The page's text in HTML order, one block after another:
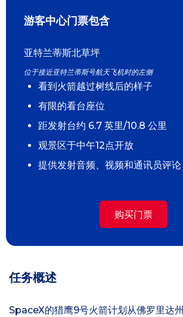
游客中心门票包含
亚特兰蒂斯北草坪
位于接近亚特兰蒂斯号航天飞机时的左侧
看到火箭越过树线后的样子
有限的看台座位
距发射台约 6.7 英里/10.8 公里
观景区于中午12点开放
提供发射音频、视频和通讯员评论
购买门票
任务概述
SpaceX的猎鹰9号火箭计划从佛罗里达